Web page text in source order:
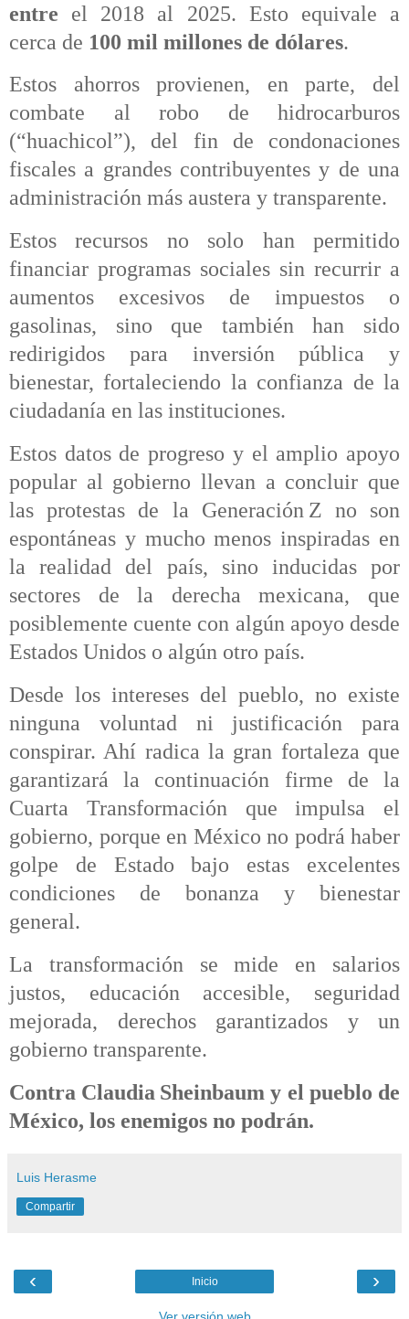
entre el 2018 al 2025. Esto equivale a
cerca de 100 mil millones de dólares.
Estos ahorros provienen, en parte, del
combate al robo de hidrocarburos
(“huachicol”), del fin de condonaciones
fiscales a grandes contribuyentes y de una
administración más austera y transparente.
Estos recursos no solo han permitido
financiar programas sociales sin recurrir a
aumentos excesivos de impuestos o
gasolinas, sino que también han sido
redirigidos para inversión pública y
bienestar, fortaleciendo la confianza de la
ciudadanía en las instituciones.
Estos datos de progreso y el amplio apoyo
popular al gobierno llevan a concluir que
las protestas de la Generación Z no son
espontáneas y mucho menos inspiradas en
la realidad del país, sino inducidas por
sectores de la derecha mexicana, que
posiblemente cuente con algún apoyo desde
Estados Unidos o algún otro país.
Desde los intereses del pueblo, no existe
ninguna voluntad ni justificación para
conspirar. Ahí radica la gran fortaleza que
garantizará la continuación firme de la
Cuarta Transformación que impulsa el
gobierno, porque en México no podrá haber
golpe de Estado bajo estas excelentes
condiciones de bonanza y bienestar
general.
La transformación se mide en salarios
justos, educación accesible, seguridad
mejorada, derechos garantizados y un
gobierno transparente.
Contra Claudia Sheinbaum y el pueblo de
México, los enemigos no podrán.
Luis Herasme
Compartir
‹ ›
Inicio
Ver versión web